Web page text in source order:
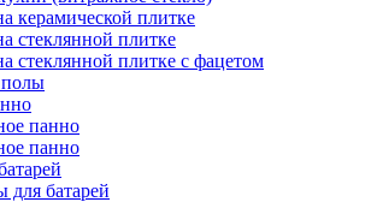
керамической плитке
стеклянной плитке
стеклянной плитке с фацетом
панно
панно
для батарей